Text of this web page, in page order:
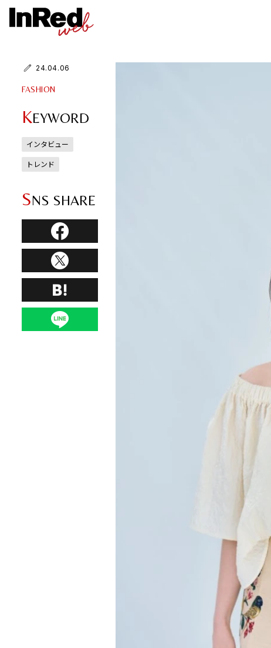
24.04.06
FASHION
KEYWORD
インタビュー
トレンド
SNS SHARE